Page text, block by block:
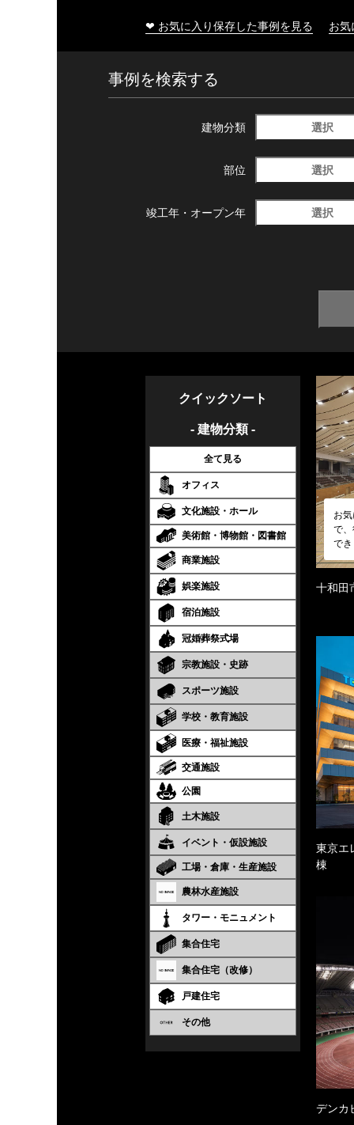
❤ お気に入り保存した事例を見る お
事例を検索する
建物分類 選択
部位 選択
竣工年・ オープン年 選択
クイックソート
- 建物分類 -
全て見る
オフィス
文化施設・ホール
美術館・博物館・図書館
商業施設
娯楽施設
宿泊施設
冠婚葬祭式場
宗教施設・史跡
スポーツ施設
学校・教育施設
医療・福祉施設
交通施設
公園
土木施設
イベント・仮設施設
工場・倉庫・生産施設
農林水産施設
タワー・モニュメント
集合住宅
集合住宅（改修）
戸建住宅
その他
お
で
で
十和田
東京エ
棟
デンカ